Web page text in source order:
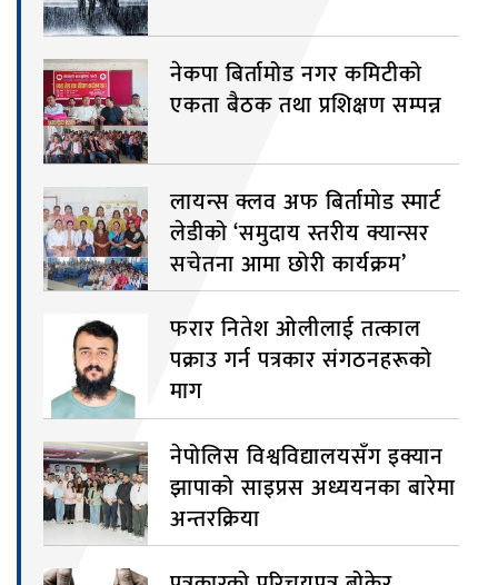
नेकपा बिर्तामोड नगर कमिटीको
एकता बैठक तथा प्रशिक्षण सम्पन्न
लायन्स क्लव अफ बिर्तामोड स्मार्ट
लेडीको ‘समुदाय स्तरीय क्यान्सर
सचेतना आमा छोरी कार्यक्रम’
फरार नितेश ओलीलाई तत्काल
पक्राउ गर्न पत्रकार संगठनहरूको
माग
नेपोलिस विश्वविद्यालयसँग इक्यान
झापाको साइप्रस अध्ययनका बारेमा
अन्तरक्रिया